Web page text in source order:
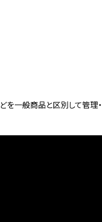
を一般商品と区別して管理